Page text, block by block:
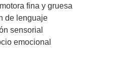
fina y gruesa
de lenguaje
sensorial
emocional